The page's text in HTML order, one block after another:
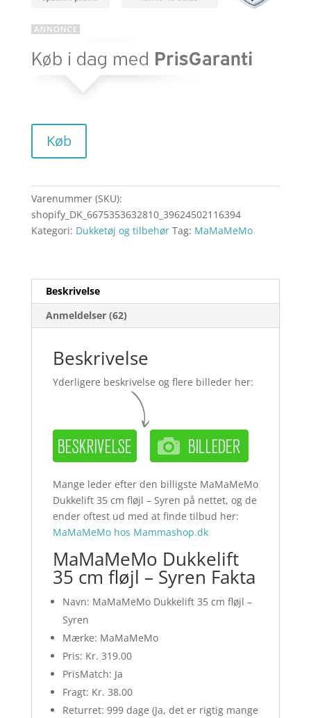
kr.
Køb
Varenummer (SKU):
shopify_DK_6675353632810_39624502116394
Kategori: Dukketøj og tilbehør Tag: MaMaMeMo
Beskrivelse
Anmeldelser (62)
Beskrivelse
Yderligere beskrivelse og flere billeder her:
Mange leder efter den billigste MaMaMeMo
Dukkelift 35 cm fløjl – Syren på nettet, og de
ender oftest ud med at finde tilbud her:
MaMaMeMo hos Mammashop.dk
MaMaMeMo Dukkelift
35 cm fløjl – Syren Fakta
Navn: MaMaMeMo Dukkelift 35 cm fløjl –
Syren
Mærke: MaMaMeMo
Pris: Kr. 319.00
PrisMatch: Ja
Fragt: Kr. 38.00
Returret: 999 dage (Ja, det er rigtig mange